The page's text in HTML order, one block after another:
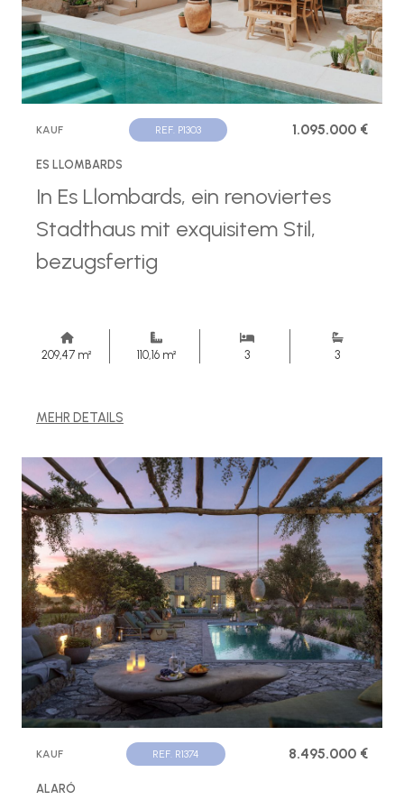
KAUF REF. P1303 1.095.000 €
ES LLOMBARDS
In Es Llombards, ein renoviertes
Stadthaus mit exquisitem Stil,
bezugsfertig
209,47 m² 110,16 m² 3 3
MEHR DETAILS
KAUF REF. R1374 8.495.000 €
ALARÓ